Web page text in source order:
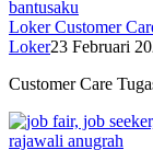
Loker Customer
Loker23 Februari
Customer Care